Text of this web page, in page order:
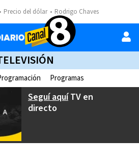
Precio del dólar Rodrigo Chaves
Programas
Seguí aquíTV en
directo